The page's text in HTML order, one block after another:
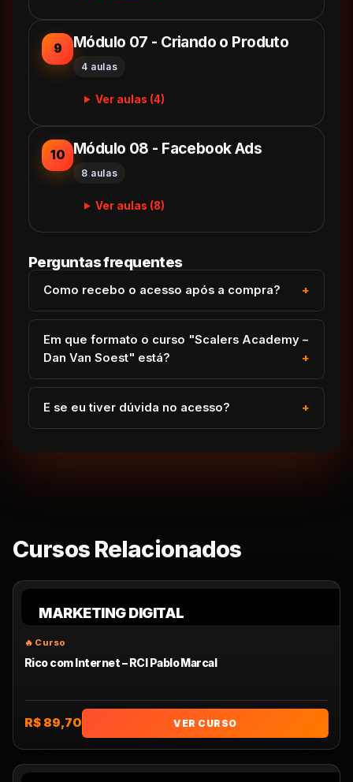
9 Módulo 07 - Criando o Produto
4 aulas
Ver aulas (4)
10 Módulo 08 - Facebook Ads
8 aulas
Ver aulas (8)
Perguntas frequentes
Como recebo o acesso após a compra?
Em que formato o curso "Scalers Academy –
Dan Van Soest" está?
E se eu tiver dúvida no acesso?
Cursos Relacionados
MARKETING DIGITAL
Rico com Internet – RCI Pablo Marcal
R$ 89,70 VER CURSO